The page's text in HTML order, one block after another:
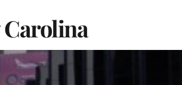
Carolina